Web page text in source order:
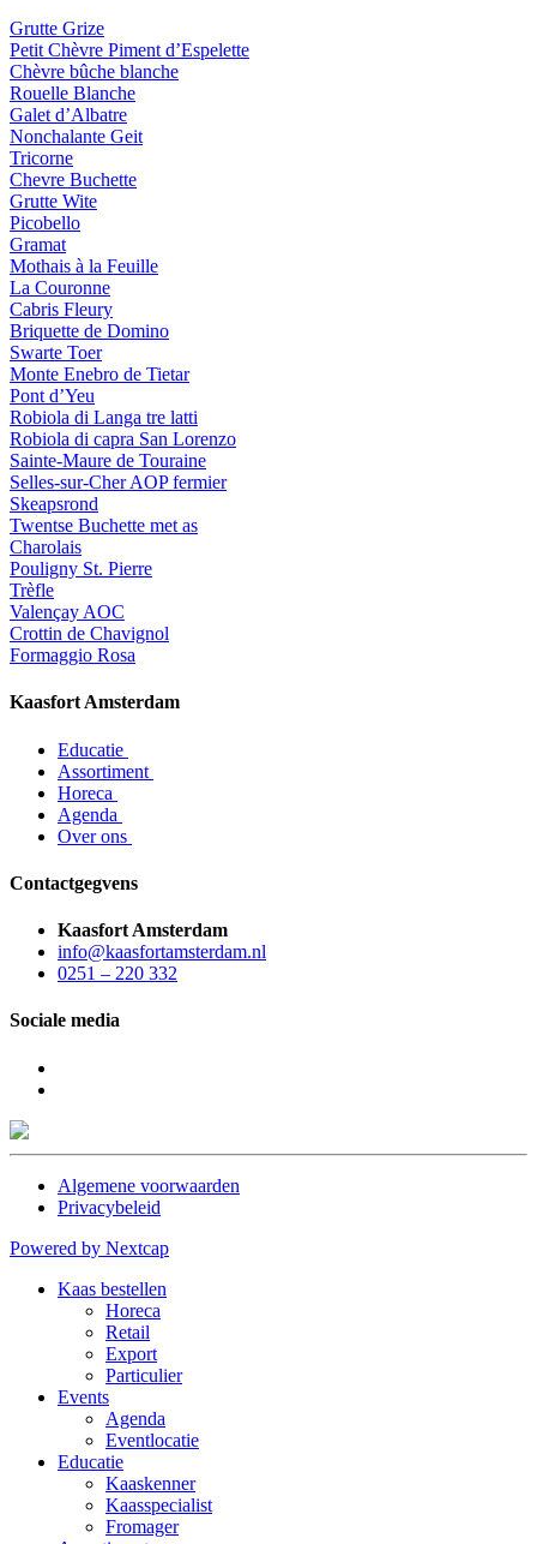
Grutte Grize
Petit Chèvre Piment d’Espelette
Chèvre bûche blanche
Rouelle Blanche
Galet d’Albatre
Nonchalante Geit
Tricorne
Chevre Buchette
Grutte Wite
Picobello
Gramat
Mothais à la Feuille
La Couronne
Cabris Fleury
Briquette de Domino
Swarte Toer
Monte Enebro de Tietar
Pont d’Yeu
Robiola di Langa tre latti
Robiola di capra San Lorenzo
Sainte-Maure de Touraine
Selles-sur-Cher AOP fermier
Skeapsrond
Twentse Buchette met as
Charolais
Pouligny St. Pierre
Trèfle
Valençay AOC
Crottin de Chavignol
Formaggio Rosa
Kaasfort Amsterdam
Educatie
Assortiment
Horeca
Agenda
Over ons
Contactgegvens
Kaasfort Amsterdam
info@kaasfortamsterdam.nl
0251 – 220 332
Sociale media
Algemene voorwaarden
Privacybeleid
Powered by Nextcap
Kaas bestellen
Horeca
Retail
Export
Particulier
Events
Agenda
Eventlocatie
Educatie
Kaaskenner
Kaasspecialist
Fromager